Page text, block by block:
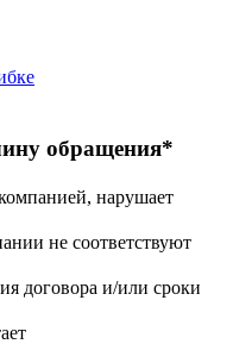
обращения*
нарушает
не соответствуют
договора и/или сроки